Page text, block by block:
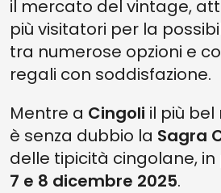
il mercato del vintage,
più visitatori per la
tra numerose opzioni e
regali con soddisfazione.
Mentre a Cingoli il più
è senza dubbio la Sagra
delle tipicità cingolane,
7 e 8 dicembre 2025.